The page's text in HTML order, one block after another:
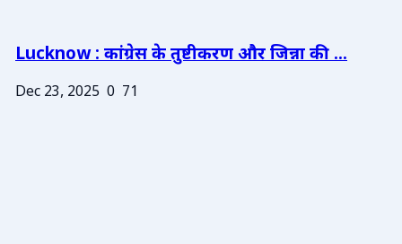
Lucknow : कांग्रेस के तुष्टीकरण और जिन्ना की ...
Dec 23, 2025 0 71